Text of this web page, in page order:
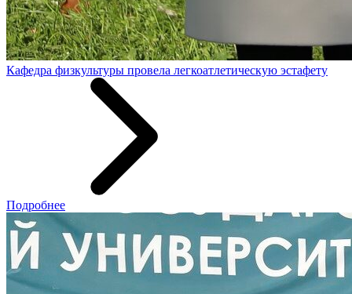
Кафедра физкультуры провела легкоатлетическую эстафету
Подробнее